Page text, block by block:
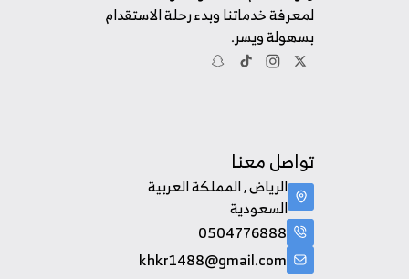
لمعرفة خدماتنا وبدء رحلة الاستقدام
بسهولة ويسر.
تواصل معنا
الرياض , المملكة العربية
السعودية
0504776888
khkr1488@gmail.com